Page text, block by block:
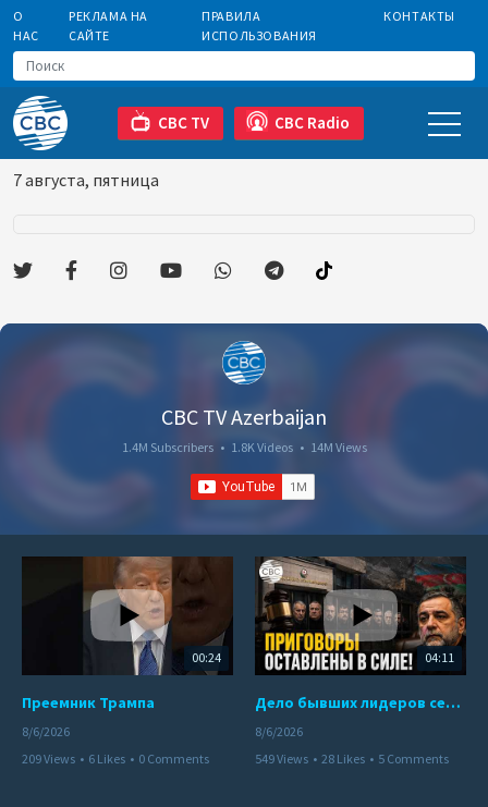
О
НАС
РЕКЛАМА НА
САЙТЕ
ПРАВИЛА
ИСПОЛЬЗОВАНИЯ
КОНТАКТЫ
CBC TV CBC Radio
7 августа, пятница
CBC TV Azerbaijan
1.4M Subscribers • 1.8K Videos • 14M Views
00:24
Преемник Трампа
8/6/2026
209 Views • 6 Likes • 0 Comments
04:11
Дело бывших лидеров сепаратистского режима в Карабахе
8/6/2026
549 Views • 28 Likes • 5 Comments